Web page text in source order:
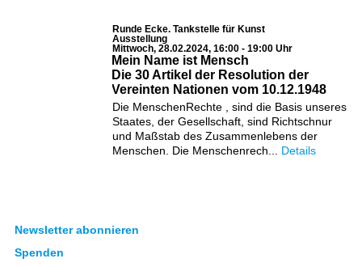
Runde Ecke. Tankstelle für Kunst
Ausstellung
Mittwoch, 28.02.2024, 16:00 - 19:00 Uhr
Mein Name ist Mensch
Die 30 Artikel der Resolution der
Vereinten Nationen vom 10.12.1948
Die MenschenRechte , sind die Basis unseres
Staates, der Gesellschaft, sind Richtschnur
und Maßstab des Zusammenlebens der
Menschen. Die Menschenrech... Details
Newsletter abonnieren
Spenden